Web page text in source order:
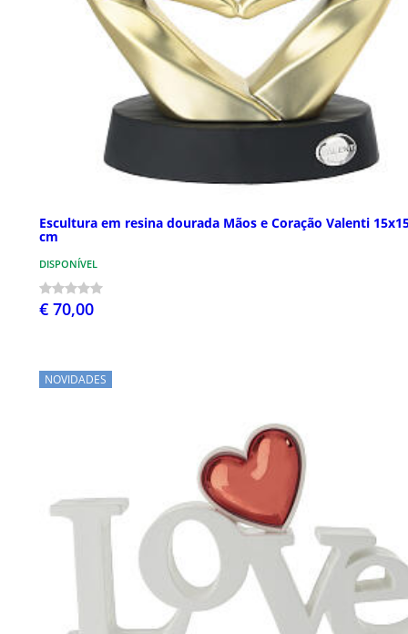
Escultura em resina dourada Mãos e Coração Valenti
cm
DISPONÍVEL
€ 70,00
NOVIDADES